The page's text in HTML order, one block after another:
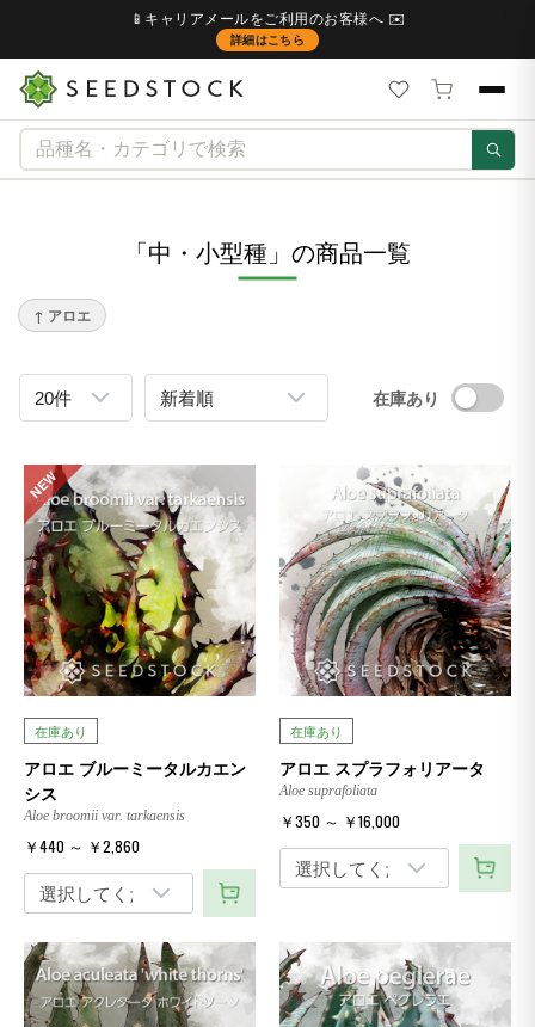
📱キャリアメールをご利用のお客様へ ✉️
詳細はこちら
「中・小型種」の商品一覧
↑ アロエ
在庫あり
NEW
在庫あり
アロエ ブルーミータルカエン
シス
Aloe broomii var. tarkaensis
￥440 ～ ￥2,860
在庫あり
アロエ スプラフォリアータ
Aloe suprafoliata
￥350 ～ ￥16,000